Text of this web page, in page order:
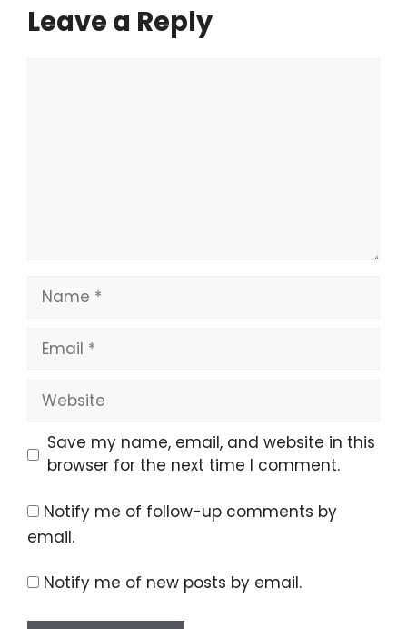
Leave a Reply
Name
Email
Website
Save my name, email, and website in this
browser for the next time I comment.
Notify me of follow-up comments by
email.
Notify me of new posts by email.